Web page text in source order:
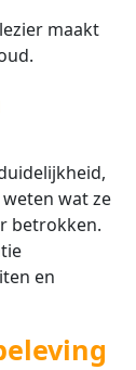
maakt
wat ze
betrokken.
en